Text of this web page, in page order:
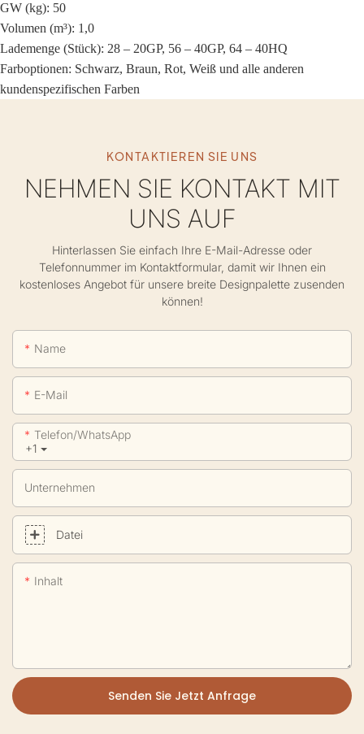
GW (kg): 50
Volumen (m³): 1,0
Lademenge (Stück): 28 – 20GP, 56 – 40GP, 64 – 40HQ
Farboptionen: Schwarz, Braun, Rot, Weiß und alle anderen
kundenspezifischen Farben
KONTAKTIEREN SIE UNS
NEHMEN SIE KONTAKT MIT
UNS AUF
Hinterlassen Sie einfach Ihre E-Mail-Adresse oder
Telefonnummer im Kontaktformular, damit wir Ihnen ein
kostenloses Angebot für unsere breite Designpalette zusenden
können!
Name
E-Mail
+1
Telefon/WhatsApp
Unternehmen
Datei
Inhalt
Senden Sie Jetzt Anfrage